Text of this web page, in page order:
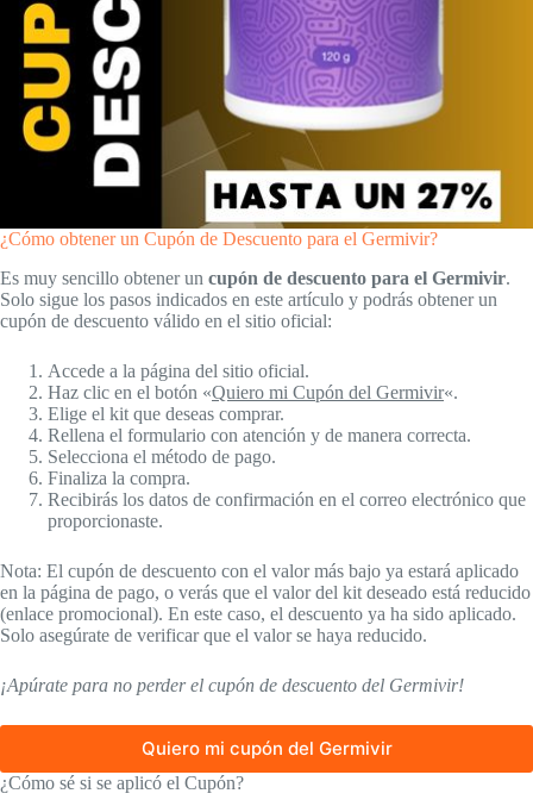
¿Cómo obtener un Cupón de Descuento para el Germivir?
Es muy sencillo obtener un cupón de descuento para el Germivir.
Solo sigue los pasos indicados en este artículo y podrás obtener un
cupón de descuento válido en el sitio oficial:
Accede a la página del sitio oficial.
Haz clic en el botón «Quiero mi Cupón del Germivir«.
Elige el kit que deseas comprar.
Rellena el formulario con atención y de manera correcta.
Selecciona el método de pago.
Finaliza la compra.
Recibirás los datos de confirmación en el correo electrónico que
proporcionaste.
Nota: El cupón de descuento con el valor más bajo ya estará aplicado
en la página de pago, o verás que el valor del kit deseado está reducido
(enlace promocional). En este caso, el descuento ya ha sido aplicado.
Solo asegúrate de verificar que el valor se haya reducido.
¡Apúrate para no perder el cupón de descuento del Germivir!
Quiero mi cupón del Germivir
¿Cómo sé si se aplicó el Cupón?